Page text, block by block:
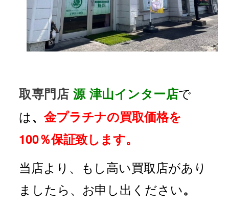
取専門店 源 津山インター店で
は、 金プラチナの買取価格を
100％保証致します。
当店より、もし高い買取店があり
ましたら、お申し出ください。